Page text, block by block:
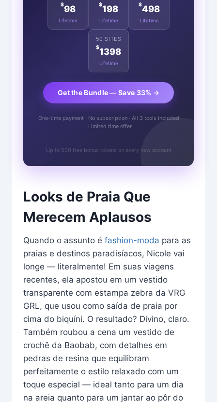
$98
Lifetime
$198
Lifetime
$498
Lifetime
50 SITES
$1398
Lifetime
Get the Bundle — Save 33% →
One-time payment · No subscription · All 3 tools included
· Limited time offer
Up to 500 free bonus tokens on every new account
Looks de Praia Que
Merecem Aplausos
Quando o assunto é fashion-moda para as
praias e destinos paradisíacos, Nicole vai
longe — literalmente! Em suas viagens
recentes, ela apostou em um vestido
transparente com estampa zebra da VRG
GRL, que usou como saída de praia por
cima do biquíni. O resultado? Divino, claro.
Também roubou a cena um vestido de
crochê da Baobab, com detalhes em
pedras de resina que equilibram
perfeitamente o estilo relaxado com um
toque especial — ideal tanto para um dia
na areia quanto para um jantar ao pôr do